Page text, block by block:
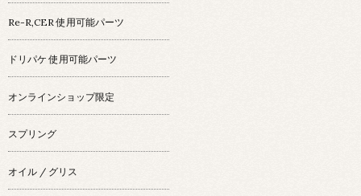
Re-R,CER 使用可能パーツ
ドリパケ 使用可能パーツ
オンラインショップ限定
スプリング
オイル / グリス